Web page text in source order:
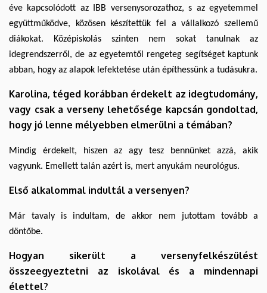
éve kapcsolódott az IBB versenysorozathoz, s az egyetemmel
együttműködve, közösen készítettük fel a vállalkozó szellemű
diákokat. Középiskolás szinten nem sokat tanulnak az
idegrendszerről, de az egyetemtől rengeteg segítséget kaptunk
abban, hogy az alapok lefektetése után építhessünk a tudásukra.
Karolina, téged korábban érdekelt az idegtudomány,
vagy csak a verseny lehetősége kapcsán gondoltad,
hogy jó lenne mélyebben elmerülni a témában?
Mindig érdekelt, hiszen az agy tesz bennünket azzá, akik
vagyunk. Emellett talán azért is, mert anyukám neurológus.
Első alkalommal indultál a versenyen?
Már tavaly is indultam, de akkor nem jutottam tovább a
döntőbe.
Hogyan sikerült a versenyfelkészülést
összeegyeztetni az iskolával és a mindennapi
élettel?